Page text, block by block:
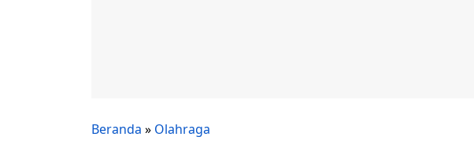
Beranda » Olahraga